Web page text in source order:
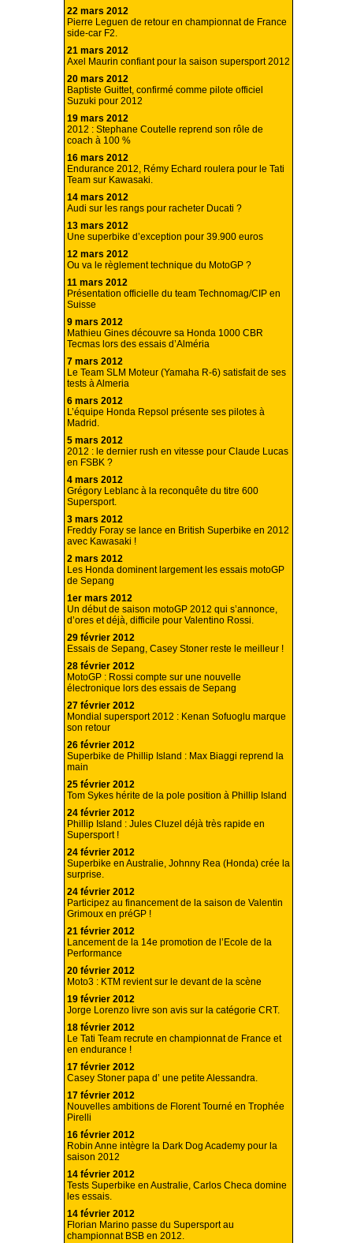
22 mars 2012
Pierre Leguen de retour en championnat de France
side-car F2.
21 mars 2012
Axel Maurin confiant pour la saison supersport 2012
20 mars 2012
Baptiste Guittet, confirmé comme pilote officiel
Suzuki pour 2012
19 mars 2012
2012 : Stephane Coutelle reprend son rôle de
coach à 100 %
16 mars 2012
Endurance 2012, Rémy Echard roulera pour le Tati
Team sur Kawasaki.
14 mars 2012
Audi sur les rangs pour racheter Ducati ?
13 mars 2012
Une superbike d’exception pour 39.900 euros
12 mars 2012
Ou va le règlement technique du MotoGP ?
11 mars 2012
Présentation officielle du team Technomag/CIP en
Suisse
9 mars 2012
Mathieu Gines découvre sa Honda 1000 CBR
Tecmas lors des essais d’Alméria
7 mars 2012
Le Team SLM Moteur (Yamaha R-6) satisfait de ses
tests à Almeria
6 mars 2012
L’équipe Honda Repsol présente ses pilotes à
Madrid.
5 mars 2012
2012 : le dernier rush en vitesse pour Claude Lucas
en FSBK ?
4 mars 2012
Grégory Leblanc à la reconquête du titre 600
Supersport.
3 mars 2012
Freddy Foray se lance en British Superbike en 2012
avec Kawasaki !
2 mars 2012
Les Honda dominent largement les essais motoGP
de Sepang
1er mars 2012
Un début de saison motoGP 2012 qui s’annonce,
d’ores et déjà, difficile pour Valentino Rossi.
29 février 2012
Essais de Sepang, Casey Stoner reste le meilleur !
28 février 2012
MotoGP : Rossi compte sur une nouvelle
électronique lors des essais de Sepang
27 février 2012
Mondial supersport 2012 : Kenan Sofuoglu marque
son retour
26 février 2012
Superbike de Phillip Island : Max Biaggi reprend la
main
25 février 2012
Tom Sykes hérite de la pole position à Phillip Island
24 février 2012
Phillip Island : Jules Cluzel déjà très rapide en
Supersport !
24 février 2012
Superbike en Australie, Johnny Rea (Honda) crée la
surprise.
24 février 2012
Participez au financement de la saison de Valentin
Grimoux en préGP !
21 février 2012
Lancement de la 14e promotion de l’Ecole de la
Performance
20 février 2012
Moto3 : KTM revient sur le devant de la scène
19 février 2012
Jorge Lorenzo livre son avis sur la catégorie CRT.
18 février 2012
Le Tati Team recrute en championnat de France et
en endurance !
17 février 2012
Casey Stoner papa d’ une petite Alessandra.
17 février 2012
Nouvelles ambitions de Florent Tourné en Trophée
Pirelli
16 février 2012
Robin Anne intègre la Dark Dog Academy pour la
saison 2012
14 février 2012
Tests Superbike en Australie, Carlos Checa domine
les essais.
14 février 2012
Florian Marino passe du Supersport au
championnat BSB en 2012.